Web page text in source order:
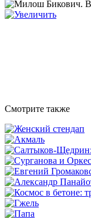
Смотрите также